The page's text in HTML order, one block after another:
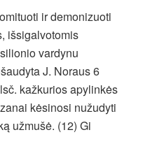
ir demonizuoti
išsigalvotomis
vardynu
J. Noraus 6
kažkurios apylinkės
kėsinosi nužudyti
užmušė. (12) Gi